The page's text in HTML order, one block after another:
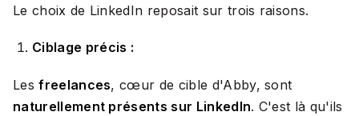
Le choix de LinkedIn reposait sur trois raisons.
Ciblage précis :
Lesfreelances, cœur de cible d'Abby, sont
naturellement présents sur LinkedIn. C'est là qu'ils